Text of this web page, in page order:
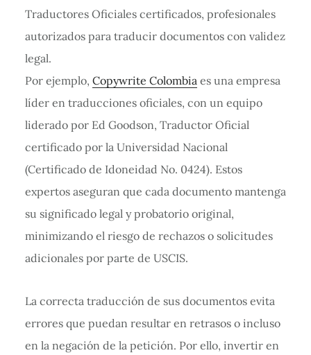
Traductores Oficiales certificados, profesionales
autorizados para traducir documentos con validez
legal.
Por ejemplo, Copywrite Colombiaes una empresa
líder en traducciones oficiales, con un equipo
liderado por Ed Goodson, Traductor Oficial
certificado por la Universidad Nacional
(Certificado de Idoneidad No. 0424). Estos
expertos aseguran que cada documento mantenga
su significado legal y probatorio original,
minimizando el riesgo de rechazos o solicitudes
adicionales por parte de USCIS.
La correcta traducción de sus documentos evita
errores que puedan resultar en retrasos o incluso
en la negación de la petición. Por ello, invertir en